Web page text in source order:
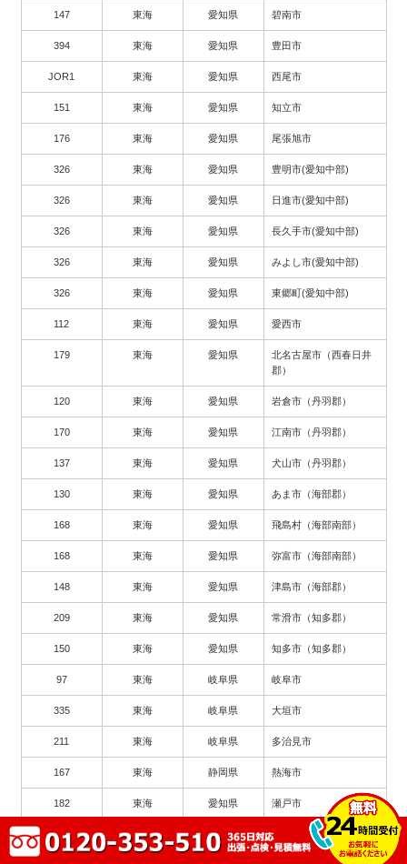
147 東海 愛知県 碧南市
394 東海 愛知県 豊田市
JOR1 東海 愛知県 西尾市
151 東海 愛知県 知立市
176 東海 愛知県 尾張旭市
326 東海 愛知県 豊明市(愛知中部)
326 東海 愛知県 日進市(愛知中部)
326 東海 愛知県 長久手市(愛知中部)
326 東海 愛知県 みよし市(愛知中部)
326 東海 愛知県 東郷町(愛知中部)
112 東海 愛知県 愛西市
179 東海 愛知県
北名古屋市（西春日井
郡）
120 東海 愛知県 岩倉市（丹羽郡）
170 東海 愛知県 江南市（丹羽郡）
137 東海 愛知県 犬山市（丹羽郡）
130 東海 愛知県 あま市（海部郡）
168 東海 愛知県 飛島村（海部南部）
168 東海 愛知県 弥富市（海部南部）
148 東海 愛知県 津島市（海部郡）
209 東海 愛知県 常滑市（知多郡）
150 東海 愛知県 知多市（知多郡）
97 東海 岐阜県 岐阜市
335 東海 岐阜県 大垣市
211 東海 岐阜県 多治見市
167 東海 静岡県 熱海市
182 東海 愛知県 瀬戸市
263 東海 愛知県 豊川市